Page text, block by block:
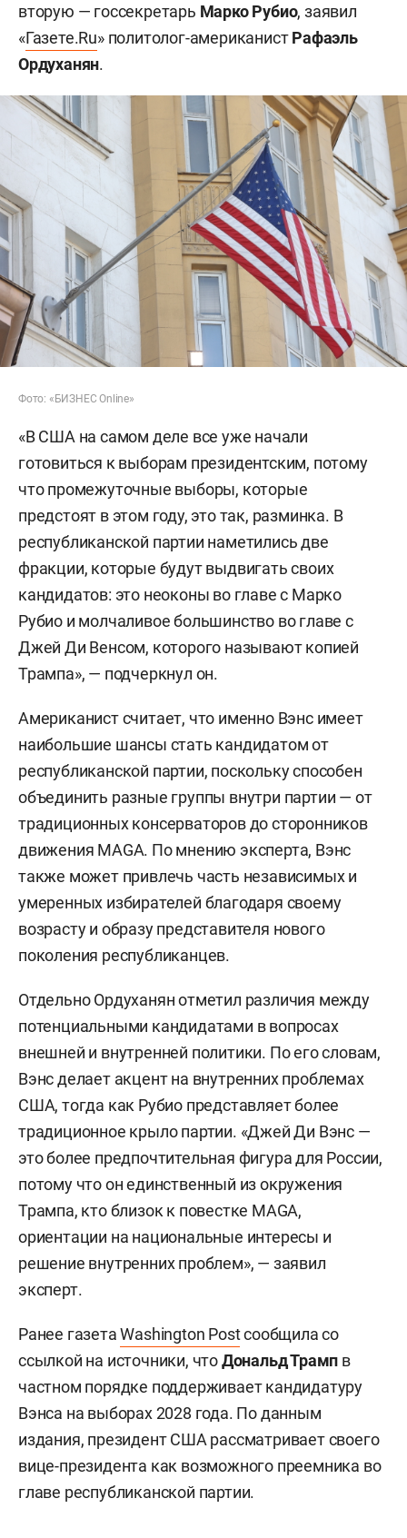
вторую — госсекретарь Марко Рубио, заявил
«Газете.Ru» политолог-американистРафаэль
Ордуханян.
Фото: «БИЗНЕС Online»
«В США на самом деле все уже начали
готовиться к выборам президентским, потому
что промежуточные выборы, которые
предстоят в этом году, это так, разминка. В
республиканской партии наметились две
фракции, которые будут выдвигать своих
кандидатов: это неоконы во главе с Марко
Рубио и молчаливое большинство во главе с
Джей Ди Венсом, которого называют копией
Трампа», — подчеркнул он.
Американист считает, что именно Вэнс имеет
наибольшие шансы стать кандидатом от
республиканской партии, поскольку способен
объединить разные группы внутри партии — от
традиционных консерваторов до сторонников
движения MAGA. По мнению эксперта, Вэнс
также может привлечь часть независимых и
умеренных избирателей благодаря своему
возрасту и образу представителя нового
поколения республиканцев.
Отдельно Ордуханян отметил различия между
потенциальными кандидатами в вопросах
внешней и внутренней политики. По его словам,
Вэнс делает акцент на внутренних проблемах
США, тогда как Рубио представляет более
традиционное крыло партии. «Джей Ди Вэнс —
это более предпочтительная фигура для России,
потому что он единственный из окружения
Трампа, кто близок к повестке MAGA,
ориентации на национальные интересы и
решение внутренних проблем», — заявил
эксперт.
Ранее газетаWashington Postсообщила со
ссылкой на источники, чтоДональд Трамп в
частном порядке поддерживает кандидатуру
Вэнса на выборах 2028 года. По данным
издания, президент США рассматривает своего
вице-президента как возможного преемника во
главе республиканской партии.